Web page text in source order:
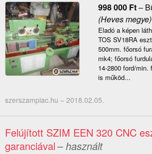
998 000 Ft–
(Heves megye)
Eladó a képen
TOS SV18RA
500mm. főorsó
mk4; főorsó
14-2800 ford/min.
is működ...
szerszampiac.hu – 2018.02.05.
Felújított SZIM EEN 320 CNC
garanciával– használt